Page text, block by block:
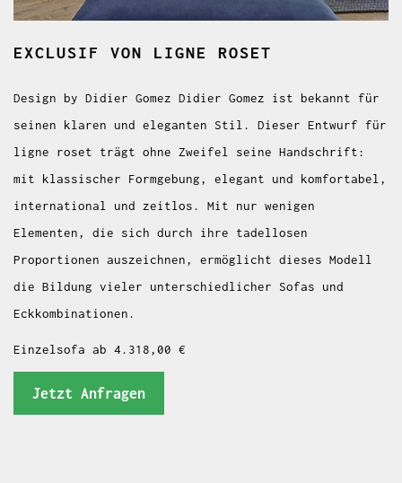
EXCLUSIF VON LIGNE ROSET
Design by Didier Gomez Didier Gomez ist bekannt für
seinen klaren und eleganten Stil. Dieser Entwurf für
ligne roset trägt ohne Zweifel seine Handschrift:
mit klassischer Formgebung, elegant und komfortabel,
international und zeitlos. Mit nur wenigen
Elementen, die sich durch ihre tadellosen
Proportionen auszeichnen, ermöglicht dieses Modell
die Bildung vieler unterschiedlicher Sofas und
Eckkombinationen.
Einzelsofa ab 4.318,00 €
Jetzt Anfragen